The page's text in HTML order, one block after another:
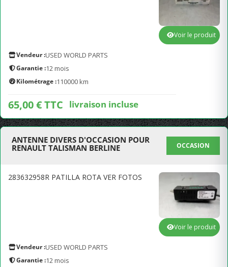
Vendeur :USED WORLD PARTS
Garantie :12 mois
Kilométrage :110000 km
65,00 € TTC livraison incluse
Voir le produit
ANTENNE DIVERS D'OCCASION POUR
RENAULT TALISMAN BERLINE
OCCASION
283632958R PATILLA ROTA VER FOTOS
Vendeur :USED WORLD PARTS
Garantie :12 mois
Voir le produit